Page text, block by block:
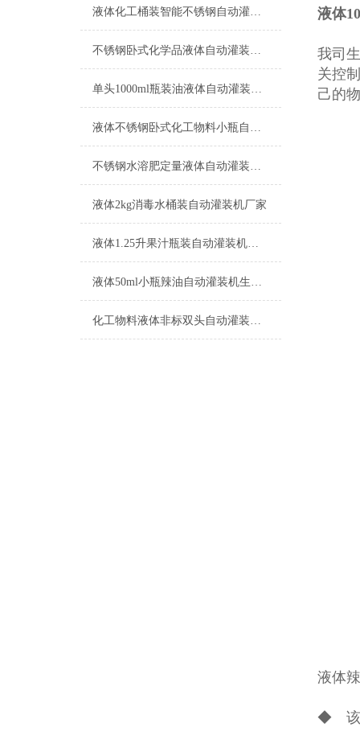
液体化工桶装智能不锈钢自动灌装机操作简单
不锈钢卧式化学品液体自动灌装机操作简单
单头1000ml瓶装油液体自动灌装机参数
液体不锈钢卧式化工物料小瓶自动灌装机参数
不锈钢水溶肥定量液体自动灌装机生产厂家
液体2kg消毒水桶装自动灌装机厂家
液体1.25升果汁瓶装自动灌装机功能介绍
液体50ml小瓶辣油自动灌装机生产厂家
化工物料液体非标双头自动灌装机的特点
液体
我司
关控
己的
液体
◆ 该